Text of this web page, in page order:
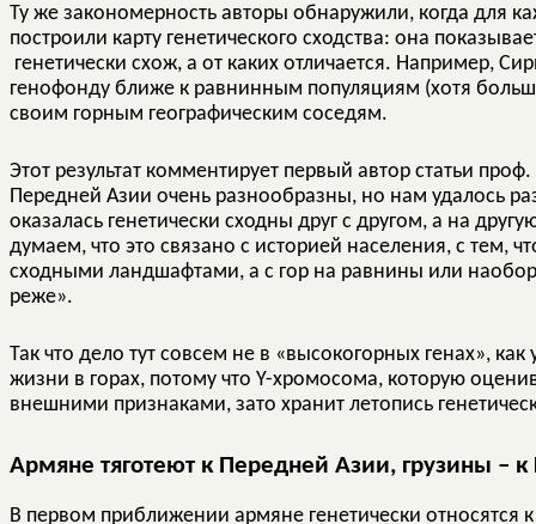
Ту же закономерность авторы обнаружили, когда для
построили карту генетического сходства: она
генетически схож, а от каких отличается. Например,
генофонду ближе к равнинным популяциям (хотя
своим горным географическим соседям.
Этот результат комментирует первый автор статьи
Передней Азии очень разнообразны, но нам удалось
оказалась генетически сходны друг с другом, а на
думаем, что это связано с историей населения, с тем,
сходными ландшафтами, а с гор на равнины или
реже».
Так что дело тут совсем не в «высокогорных генах»,
жизни в горах, потому что Y-хромосома, которую
внешними признаками, зато хранит летопись
Армяне тяготеют к Передней Азии, грузины – к
В первом приближении армяне генетически относятся